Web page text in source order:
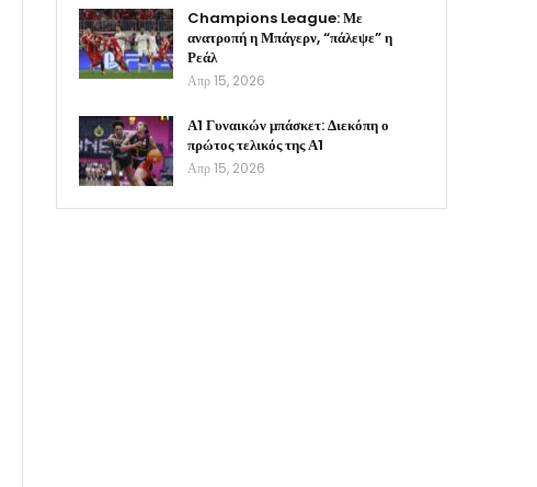
Champions League: Με
ανατροπή η Μπάγερν, “πάλεψε” η
Ρεάλ
Απρ 15, 2026
Α1 Γυναικών μπάσκετ: Διεκόπη ο
πρώτος τελικός της Α1
Απρ 15, 2026